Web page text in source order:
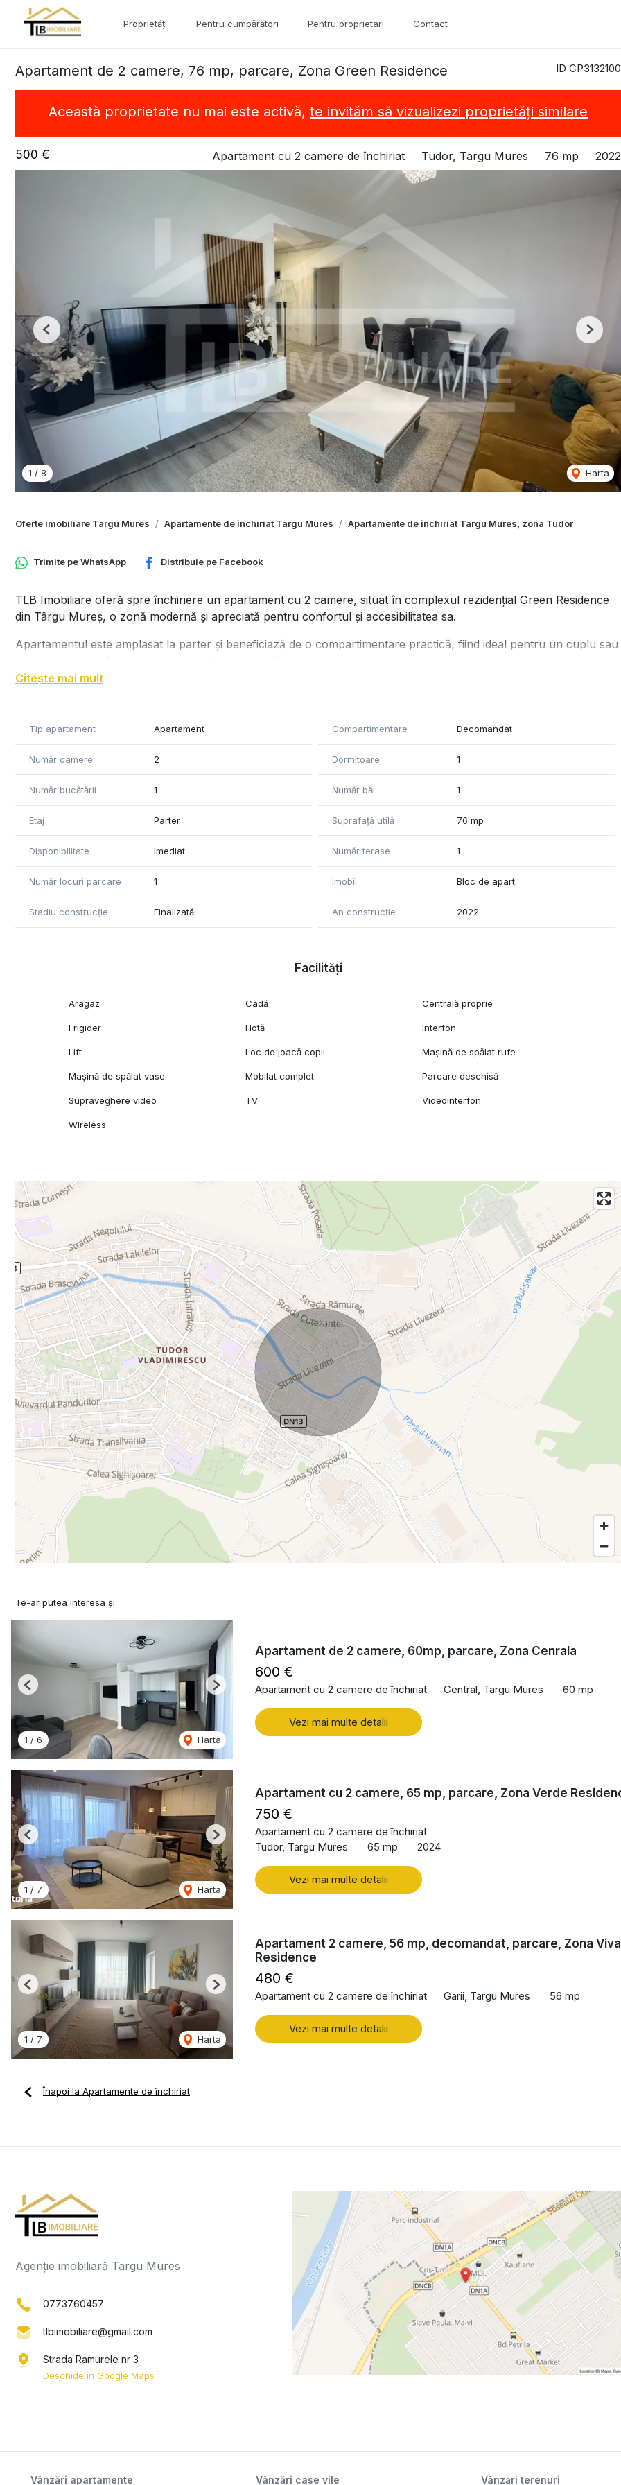
Proprietăți Pentru cumpărători Pentru proprietari Contact
ID CP3132100
Apartament de 2 camere, 76 mp, parcare, Zona Green Residence
Această proprietate nu mai este activă, te invităm să vizualizezi proprietăți similare
500 € Apartament cu 2 camere de închiriat Tudor, Targu Mures 76 mp 2022
1 / 8 Harta
Previous Next
Oferte imobiliare Targu Mures Apartamente de închiriat Targu Mures Apartamente de închiriat Targu Mures, zona Tudor
Trimite peWhatsApp Distribuie pe Facebook
TLB Imobiliare oferă spre închiriere un apartament cu 2 camere, situat în complexul rezidențial Green Residence
din Târgu Mureș, o zonă modernă și apreciată pentru confortul și accesibilitatea sa.
Apartamentul este amplasat la parter și beneficiază de o compartimentare practică, fiind ideal pentru un cuplu sau
Loc de parcare privat inclus
Dormitor
Living
Bucătărie
Cămară
Terasă
Dotări și facilități:
Complet mobilat și utilat
Mașină de spălat haine
Uscător de haine
Electrocasnice și mobilier necesare pentru mutare imediată
Apartamentul este situat într-o zonă liniștită, cu acces facil către magazine, mijloace de transport în comun și alte
moderne oferite locatarilor.
Garantie: echivalentul unei chirii
Disponibil imediat! Va asteptam la vizionare!
Citește mai mult
Tip apartament Apartament Compartimentare Decomandat
Număr camere 2 Dormitoare 1
Număr bucătării 1 Număr băi 1
Etaj Parter Suprafață utilă 76 mp
Disponibilitate Imediat Număr terase 1
Număr locuri parcare 1 Imobil Bloc de apart.
Stadiu construcție Finalizată An construcție 2022
Facilități
Aragaz Cadă Centrală proprie
Frigider Hotă Interfon
Lift Loc de joacă copii Mașină de spălat rufe
Mașină de spălat vase Mobilat complet Parcare deschisă
Supraveghere video TV Videointerfon
Wireless
Te-ar putea interesa și:
1 / 6 Harta
Previous Next
Apartament de 2 camere, 60mp, parcare, Zona Cenrala
600 €
Apartament cu 2 camere de închiriat Central, Targu Mures 60 mp
Vezi mai multe detalii
1 / 7 Harta
Previous Next
Apartament cu 2 camere, 65 mp, parcare, Zona Verde
750 €
Apartament cu 2 camere de închiriat
Tudor, Targu Mures
65 mp 2024
Vezi mai multe detalii
1 / 7 Harta
Previous Next
Apartament 2 camere, 56 mp, decomandat, parcare, Zona
Residence
480 €
Apartament cu 2 camere de închiriat Garii, Targu Mures 56 mp
Vezi mai multe detalii
Înapoi la Apartamente de închiriat
Agenție imobiliară Targu Mures
0773760457
tlbimobiliare@gmail.com
Strada Ramurele nr 3
Deschide în Google Maps
Vânzări apartamente Vânzări case vile Vânzări terenuri